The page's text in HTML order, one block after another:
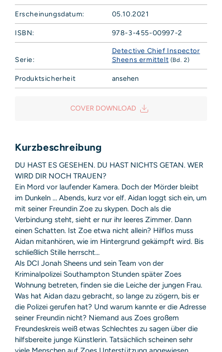
Erscheinungsdatum: 05.10.2021
ISBN: 978-3-455-00997-2
Serie:
Detective Chief Inspector
Sheens ermittelt (Bd. 2)
Produktsicherheit
ansehen
Sicherheitshinweis entsprechend Art. 9 Abs. 7 S. 2 der
GPSRentbehrlich
COVER DOWNLOAD
Kurzbeschreibung
DU HAST ES GESEHEN. DU HAST NICHTS GETAN. WER
WIRD DIR NOCH TRAUEN?
Ein Mord vor laufender Kamera. Doch der Mörder bleibt
im Dunkeln … Abends, kurz vor elf. Aidan loggt sich ein, um
mit seiner Freundin Zoe zu skypen. Doch als die
Verbindung steht, sieht er nur ihr leeres Zimmer. Dann
einen Schatten. Ist Zoe etwa nicht allein? Hilflos muss
Aidan mitanhören, wie im Hintergrund gekämpft wird. Bis
schließlich Stille herrscht...
Als DCI Jonah Sheens und sein Team von der
Kriminalpolizei Southampton Stunden später Zoes
Wohnung betreten, finden sie die Leiche der jungen Frau.
Was hat Aidan dazu gebracht, so lange zu zögern, bis er
die Polizei gerufen hat? Und warum kannte er die Adresse
seiner Freundin nicht? Niemand aus Zoes großem
Freundeskreis weiß etwas Schlechtes zu sagen über die
hilfsbereite junge Künstlerin. Tatsächlich scheinen sehr